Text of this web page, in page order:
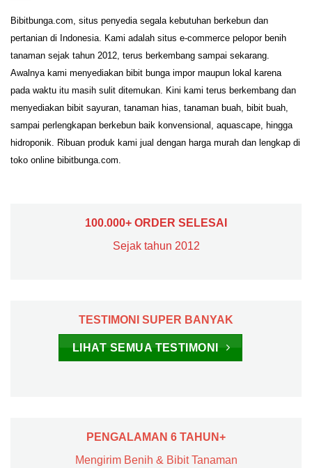
Bibitbunga.com, situs penyedia segala kebutuhan berkebun dan
pertanian di Indonesia. Kami adalah situs e-commerce pelopor benih
tanaman sejak tahun 2012, terus berkembang sampai sekarang.
Awalnya kami menyediakan bibit bunga impor maupun lokal karena
pada waktu itu masih sulit ditemukan. Kini kami terus berkembang dan
menyediakan bibit sayuran, tanaman hias, tanaman buah, bibit buah,
sampai perlengkapan berkebun baik konvensional, aquascape, hingga
hidroponik. Ribuan produk kami jual dengan harga murah dan lengkap di
toko online bibitbunga.com.
100.000+ ORDER SELESAI
Sejak tahun 2012
TESTIMONI SUPER BANYAK
LIHAT SEMUA TESTIMONI
PENGALAMAN 6 TAHUN+
Mengirim Benih & Bibit Tanaman